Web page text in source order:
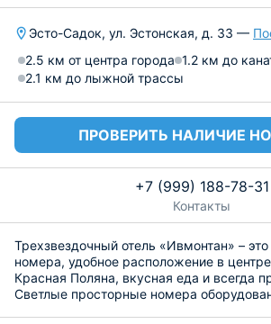
Эсто-Садок, ул. Эстонская, д. 33 —
2.5 км от центра города 1.2 км до
2.1 км до лыжной трассы
ПРОВЕРИТЬ НАЛИЧИЕ
+7 (999) 188-78-31
Контакты
Трехзвездочный отель «Ивмонтан» –
номера, удобное расположение в
Красная Поляна, вкусная еда и всегда
Светлые просторные номера